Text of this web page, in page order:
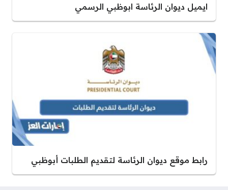
ايميل ديوان الرئاسة ابوظبي الرسمي
رابط موقع ديوان الرئاسة لتقديم الطلبات أبوظبي